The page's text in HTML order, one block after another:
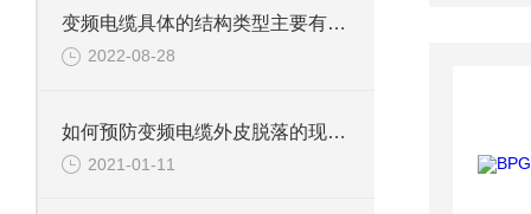
变频电缆具体的结构类型主要有哪些？
2022-08-28
如何预防变频电缆外皮脱落的现象呢？
2021-01-11